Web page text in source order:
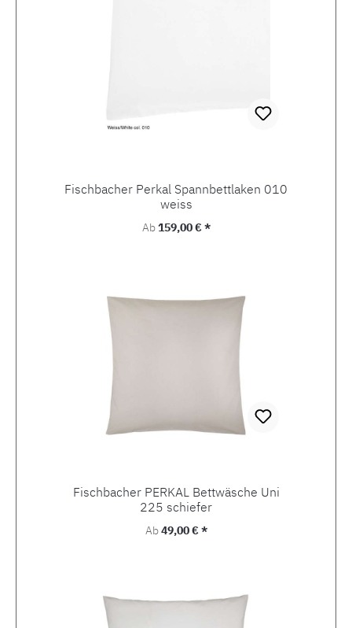
Fischbacher Perkal Spannbettlaken 010
weiss
Regulärer Preis:
Ab159,00 € *
Fischbacher PERKAL Bettwäsche Uni
225 schiefer
Regulärer Preis:
Ab49,00 € *